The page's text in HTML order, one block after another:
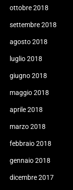
ottobre 2018
settembre 2018
agosto 2018
luglio 2018
giugno 2018
maggio 2018
aprile 2018
marzo 2018
febbraio 2018
gennaio 2018
dicembre 2017